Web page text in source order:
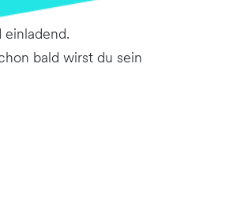
bald wirst du sein